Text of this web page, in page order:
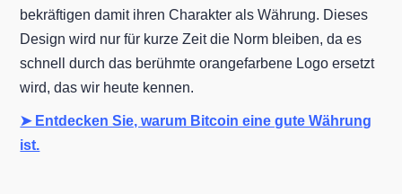
bekräftigen damit ihren Charakter als Währung. Dieses
Design wird nur für kurze Zeit die Norm bleiben, da es
schnell durch das berühmte orangefarbene Logo ersetzt
wird, das wir heute kennen.
➤ Entdecken Sie, warum Bitcoin eine gute Währung
ist.